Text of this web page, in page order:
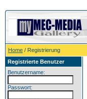
Home / Registrierung
Registrierte Benutzer
Benutzername:
Passwort: